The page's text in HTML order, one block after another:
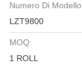
Numero Di
LZT9800
MOQ:
1 ROLL